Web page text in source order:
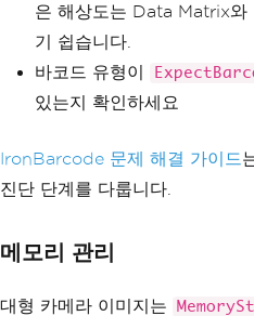
은 해상도는 Data Matrix와
기 쉽습니다.
바코드 유형이
있는지 확인하세요
IronBarcode 문제 해결 가이드
진단 단계를 다룹니다.
메모리 관리
대형 카메라 이미지는